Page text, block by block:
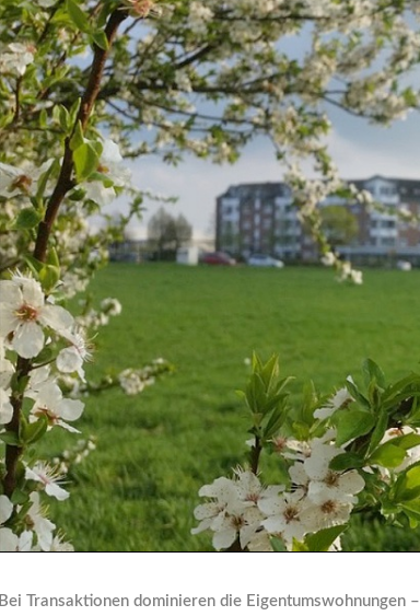
Bei Transaktionen dominieren die Eigentumswohnungen